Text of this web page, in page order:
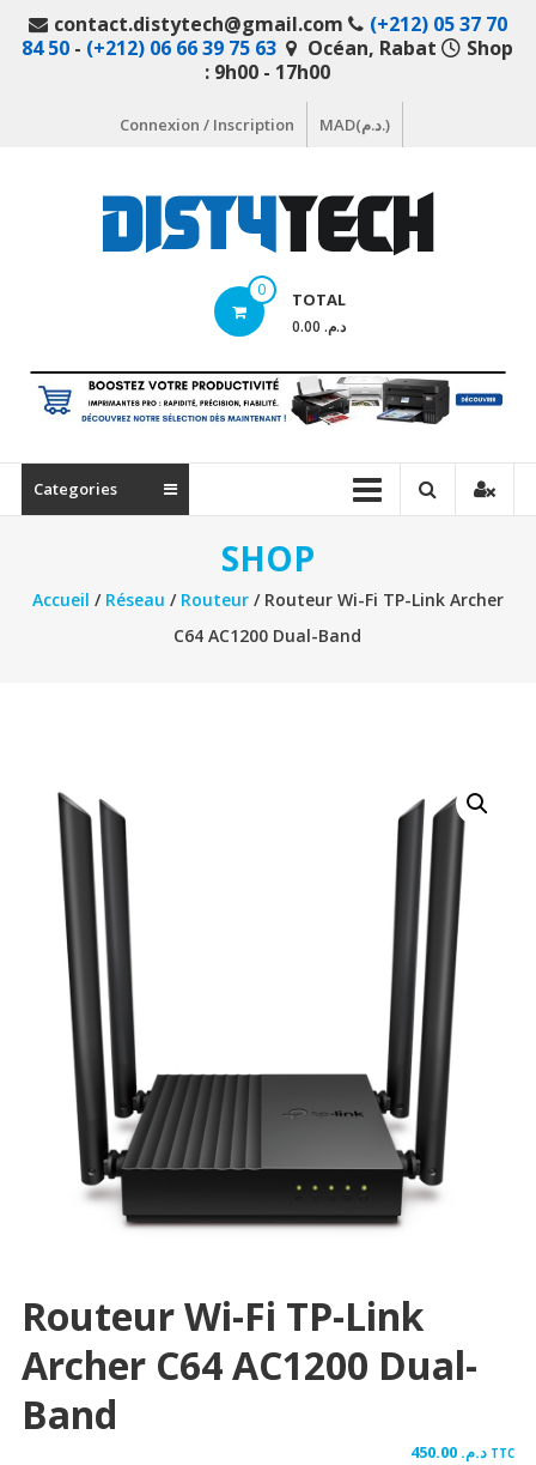
contact.distytech@gmail.com
(+212) 05 37 70
84 50 - (+212) 06 66 39 75 63 Océan, Rabat
Shop
: 9h00 - 17h00
Connexion / Inscription MAD(د.م.)
en
ligne
matériel
informatique
0 TOTAL
د.م. 0.00
Categories
SHOP
Accueil / Réseau / Routeur/ Routeur Wi-Fi TP-Link Archer
C64 AC1200 Dual-Band
Routeur Wi-Fi TP-Link
Archer C64 AC1200 Dual-
Band
د.م. TTC